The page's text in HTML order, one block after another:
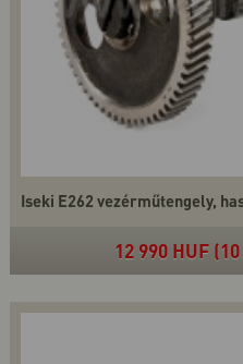
Iseki E262 vezérműtengely,
12 990 HUF